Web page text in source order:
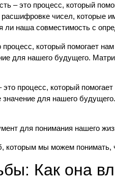
– это процесс, который
чисел, которые
наша совместимость с
который помогает
для нашего будущего.
это процесс, который
для нашего
для понимания нашего
которым мы можем
Как она